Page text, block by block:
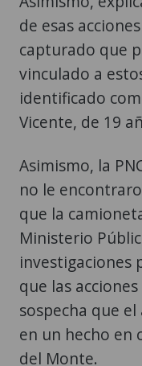
de esas
capturado que
vinculado a
identificado
Vicente, de 19
Asimismo, la
no le
que la
Ministerio
investigaciones
que las
sospecha que
en un hecho en
del Monte.